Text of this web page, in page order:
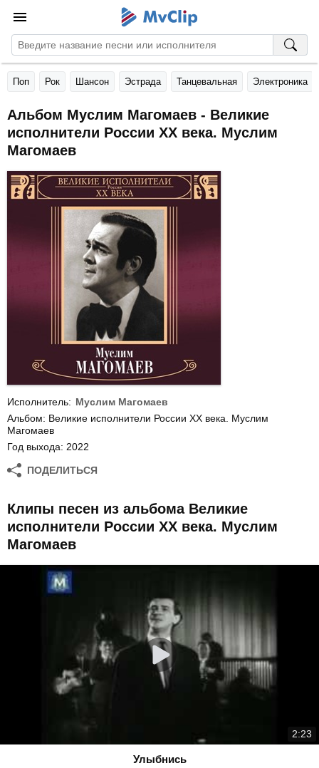
Поп Рок Шансон Эстрада Танцевальная Электроника
Альбом Муслим Магомаев - Великие
исполнители России ХХ века. Муслим
Магомаев
Исполнитель: Муслим Магомаев
Альбом: Великие исполнители России ХХ века. Муслим
Магомаев
Год выхода: 2022
ПОДЕЛИТЬСЯ
Клипы песен из альбома Великие
исполнители России ХХ века. Муслим
Магомаев
2:23
Улыбнись